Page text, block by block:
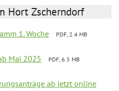
Hort Zscherndorf
1. Woche
PDF, 2.4 MB
Mai 2025
PDF, 6.5 MB
ab jetzt online